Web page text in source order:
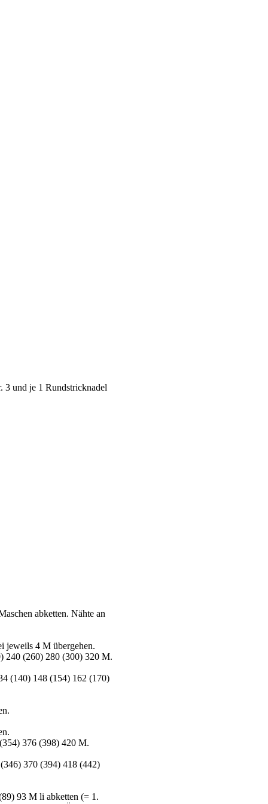
und je 1 Rundstricknadel
abketten. Nähte an
jeweils 4 M übergehen.
240 (260) 280 (300) 320 M.
(140) 148 (154) 162 (170)
376 (398) 420 M.
370 (394) 418 (442)
93 M li abketten (= 1.